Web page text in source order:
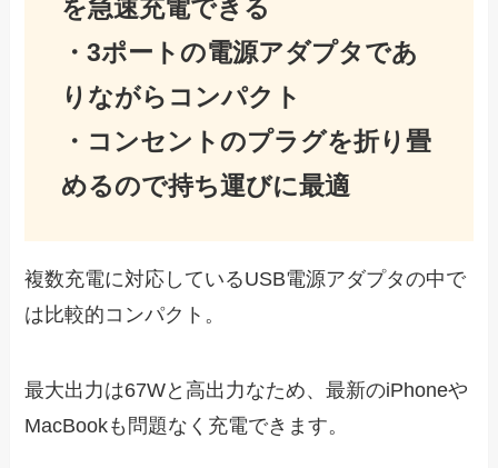
を急速充電できる
・3ポートの電源アダプタであ
りながらコンパクト
・コンセントのプラグを折り畳
めるの で持ち運びに最適
複数充電に対応しているUSB電源アダプタの中で
は比較的コンパクト。
最大出力は67Wと高出力なため、最新のiPhoneや
MacBookも問題なく充電できます。